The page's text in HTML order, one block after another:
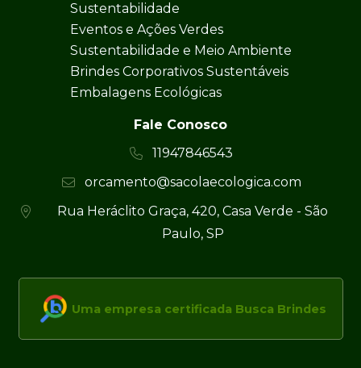
Sustentabilidade
Eventos e Ações Verdes
Sustentabilidade e Meio Ambiente
Brindes Corporativos Sustentáveis
Embalagens Ecológicas
Fale Conosco
11947846543
orcamento@sacolaecologica.com
Rua Heráclito Graça, 420, Casa Verde - São
Paulo, SP
Uma empresa certificada Busca Brindes